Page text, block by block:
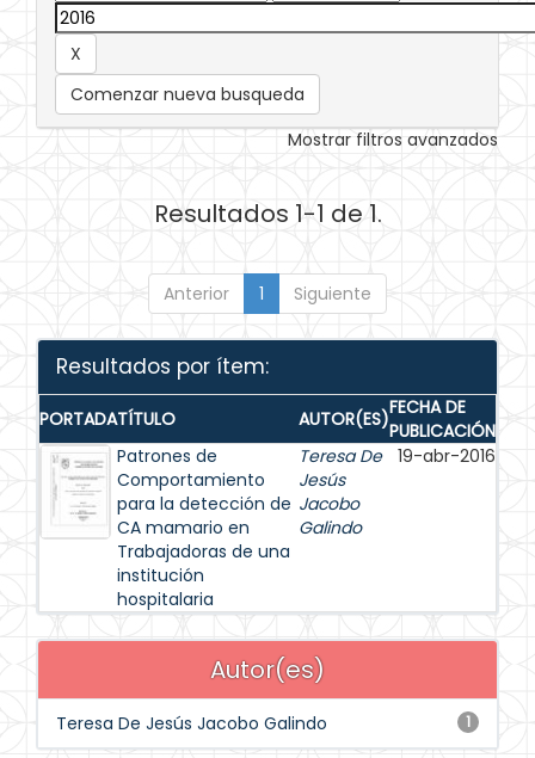
Comenzar nueva busqueda
Mostrar filtros avanzados
Resultados 1-1 de 1.
Anterior 1 Siguiente
Resultados por ítem:
PORTADATÍTULO AUTOR(ES)FECHA DE
PUBLICACIÓN
Patrones de
Comportamiento
para la detección de
CA mamario en
Trabajadoras de una
institución
hospitalaria
Teresa De
Jesús
Jacobo
Galindo
19-abr-2016
Autor(es)
1
Teresa De Jesús Jacobo Galindo